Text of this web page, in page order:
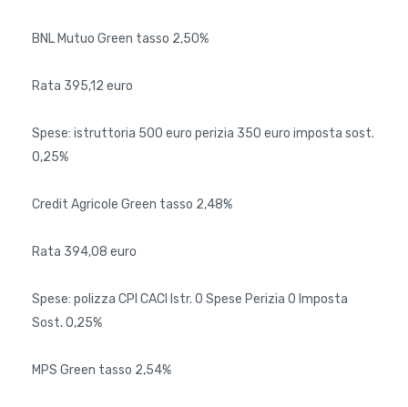
BNL Mutuo Green tasso 2,50%
Rata 395,12 euro
Spese: istruttoria 500 euro perizia 350 euro imposta sost.
0,25%
Credit Agricole Green tasso 2,48%
Rata 394,08 euro
Spese: polizza CPI CACI Istr. 0 Spese Perizia 0 Imposta
Sost. 0,25%
MPS Green tasso 2,54%